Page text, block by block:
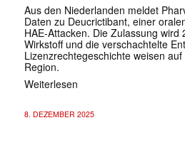
Aus den Niederlanden meldet
Daten zu Deucrictibant, einer
HAE-Attacken. Die Zulassung
Wirkstoff und die verschachtelte
Lizenzrechtegeschichte weisen
Region.
Weiterlesen
8. DEZEMBER 2025